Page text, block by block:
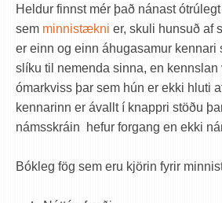
Heldur finnst mér það nánast
sem minnistækni er, skuli hunsuð af
er einn og einn áhugasamur kennari
slíku til nemenda sinna, en kennslan
ómarkviss þar sem hún er ekki hluti
kennarinn er ávallt í knappri stöðu
námsskráin hefur forgang en ekki
Bókleg fög sem eru kjörin fyrir